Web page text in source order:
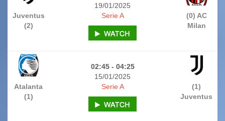
19/01/2025
Juventus
(2)
(0) AC
Milan
Serie A
02:45 - 04:25
15/01/2025
Atalanta
(1)
(1)
Juventus
Serie A